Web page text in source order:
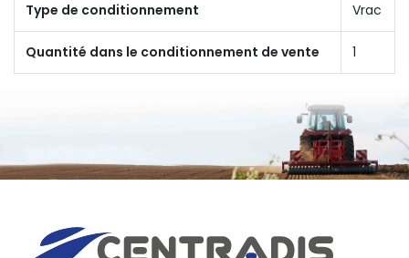
Type de conditionnement Vrac
Quantité dans le conditionnement de vente 1